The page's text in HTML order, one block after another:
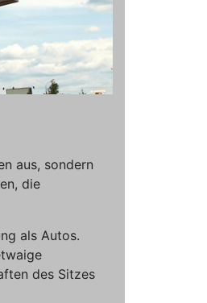
aus, sondern
die
als Autos.
des Sitzes